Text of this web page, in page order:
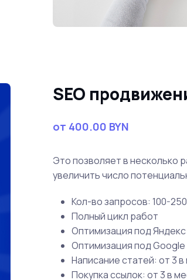
SEO
от 400.00 BYN
Это позволяет в несколько
увеличить число
Кол-во запросов: 100-250
Полный цикл работ
Оптимизация под Яндекс
Оптимизация под Google
Написание статей: от 3
Покупка ссылок: от 3 в